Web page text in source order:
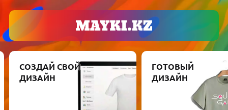
СВОЙ
ГОТОВЫЙ
ДИЗАЙН